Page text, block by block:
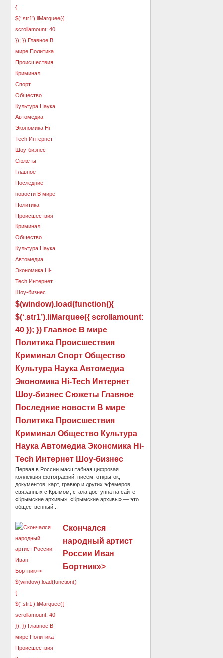
$(window).load(function(){
$(‘.str1’).liMarquee({ scrollamount:
40 }); }) Главное В мире
Политика Происшествия
Криминал Спорт Общество
Культура Наука Автомедиа
Экономика Hi-Tech Интернет
Шоу-бизнес Сюжеты Главное
Последние новости В мире
Политика Происшествия
Криминал Общество Культура
Наука Автомедиа Экономика Hi-
Tech Интернет Шоу-бизнес
Первая в России масштабная цифровая
коллекция фотографий, писем, открыток,
документов, карт, гравюр и других эфемеров,
связанных с Крымом, стала доступна на сайте
«Крымские архивы». «Крымские архивы» — это
общественный...
Скончался
народный артист
России Иван
Бортник»>